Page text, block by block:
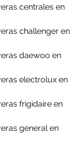
centrales en
challenger en
daewoo en
electrolux en
frigidaire en
general en